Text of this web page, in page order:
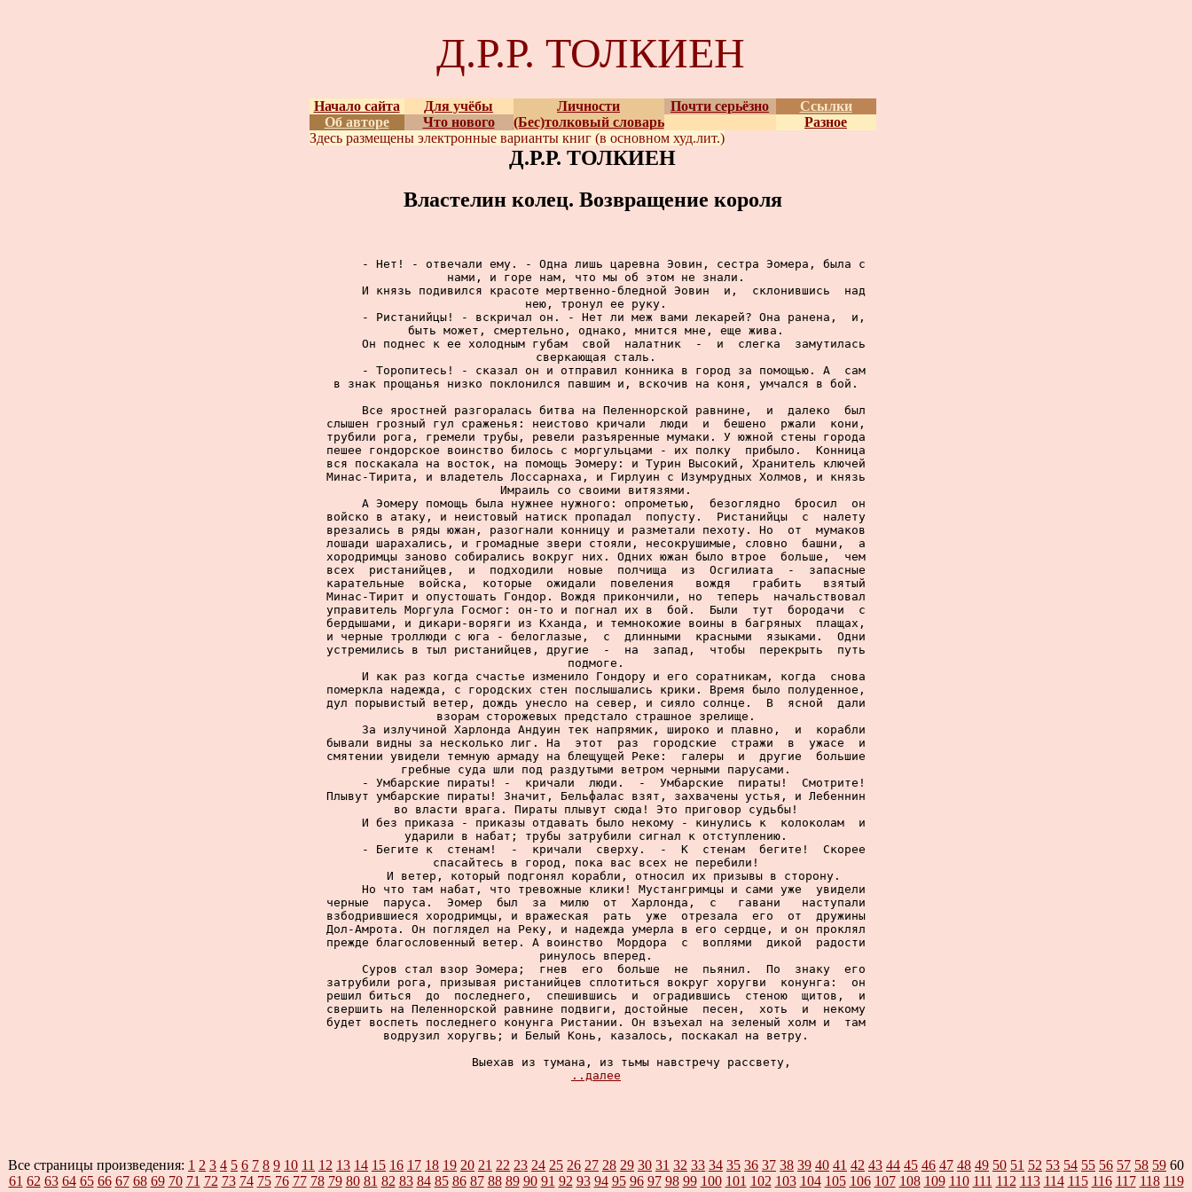
Д.Р.Р. ТОЛКИЕН
Начало сайта Для учёбы Личности Почти серьёзно
Ссылки
Об авторе
Что нового (Бес)толковый словарь
Разное
Здесь размещены электронные варианты книг (в основном худ.лит.)
Д.Р.Р. ТОЛКИЕН
Властелин колец. Возвращение короля
     - Нет! - отвечали ему. - Одна лишь царевна Эовин, сестра Эомера, была с
нами, и горе нам, что мы об этом не знали.
     И князь подивился красоте мертвенно-бледной Эовин  и,  склонившись  над
нею, тронул ее руку.
     - Ристанийцы! - вскричал он. - Нет ли меж вами лекарей? Она ранена,  и,
быть может, смертельно, однако, мнится мне, еще жива.
     Он поднес к ее холодным губам  свой  налатник  -  и  слегка  замутилась
сверкающая сталь.
     - Торопитесь! - сказал он и отправил конника в город за помощью. А  сам
в знак прощанья низко поклонился павшим и, вскочив на коня, умчался в бой.
     Все яростней разгоралась битва на Пеленнорской равнине,  и  далеко  был
слышен грозный гул сраженья: неистово кричали  люди  и  бешено  ржали  кони,
трубили рога, гремели трубы, ревели разъяренные мумаки. У южной стены города
пешее гондорское воинство билось с моргульцами - их полку  прибыло.  Конница
вся поскакала на восток, на помощь Эомеру: и Турин Высокий, Хранитель ключей
Минас-Тирита, и владетель Лоссарнаха, и Гирлуин с Изумрудных Холмов, и князь
Имраиль со своими витязями.
     А Эомеру помощь была нужнее нужного: опрометью,  безоглядно  бросил  он
войско в атаку, и неистовый натиск пропадал  попусту.  Ристанийцы  с  налету
врезались в ряды южан, разогнали конницу и разметали пехоту. Но  от  мумаков
лошади шарахались, и громадные звери стояли, несокрушимые, словно  башни,  а
хородримцы заново собирались вокруг них. Одних южан было втрое  больше,  чем
всех  ристанийцев,  и  подходили  новые  полчища  из  Осгилиата  -  запасные
карательные  войска,  которые  ожидали  повеления   вождя   грабить   взятый
Минас-Тирит и опустошать Гондор. Вождя прикончили, но  теперь  начальствовал
управитель Моргула Госмог: он-то и погнал их в  бой.  Были  тут  бородачи  с
бердышами, и дикари-воряги из Кханда, и темнокожие воины в багряных  плащах,
и черные троллюди с юга - белоглазые,  с  длинными  красными  языками.  Одни
устремились в тыл ристанийцев, другие  -  на  запад,  чтобы  перекрыть  путь
подмоге.
     И как раз когда счастье изменило Гондору и его соратникам, когда  снова
померкла надежда, с городских стен послышались крики. Время было полуденное,
дул порывистый ветер, дождь унесло на север, и сияло солнце.  В  ясной  дали
взорам сторожевых предстало страшное зрелище.
     За излучиной Харлонда Андуин тек напрямик, широко и плавно,  и  корабли
бывали видны за несколько лиг. На  этот  раз  городские  стражи  в  ужасе  и
смятении увидели темную армаду на блещущей Реке:  галеры  и  другие  большие
гребные суда шли под раздутыми ветром черными парусами.
     - Умбарские пираты! -  кричали  люди.  -  Умбарские  пираты!  Смотрите!
Плывут умбарские пираты! Значит, Бельфалас взят, захвачены устья, и Лебеннин
во власти врага. Пираты плывут сюда! Это приговор судьбы!
     И без приказа - приказы отдавать было некому - кинулись к  колоколам  и
ударили в набат; трубы затрубили сигнал к отступлению.
     - Бегите к  стенам!  -  кричали  сверху.  -  К  стенам  бегите!  Скорее
спасайтесь в город, пока вас всех не перебили!
     И ветер, который подгонял корабли, относил их призывы в сторону.
     Но что там набат, что тревожные клики! Мустангримцы и сами уже  увидели
черные  паруса.  Эомер  был  за  милю  от  Харлонда,  с   гавани   наступали
взбодрившиеся хородримцы, и вражеская  рать  уже  отрезала  его  от  дружины
Дол-Амрота. Он поглядел на Реку, и надежда умерла в его сердце, и он проклял
прежде благословенный ветер. А воинство  Мордора  с  воплями  дикой  радости
ринулось вперед.
     Суров стал взор Эомера;  гнев  его  больше  не  пьянил.  По  знаку  его
затрубили рога, призывая ристанийцев сплотиться вокруг хоругви  конунга:  он
решил биться  до  последнего,  спешившись  и  оградившись  стеною  щитов,  и
свершить на Пеленнорской равнине подвиги, достойные  песен,  хоть  и  некому
будет воспеть последнего конунга Ристании. Он взъехал на зеленый холм и  там
водрузил хоругвь; и Белый Конь, казалось, поскакал на ветру.
          Выехав из тумана, из тьмы навстречу рассвету,
..далее
Все страницы произведения: 1 2 3 4 5 6 7 8 9 10 11 12 13 14 15 16 17 18 19 20 21 22 23 24 25 26 27 28 29 30 31 32 33 34 35 36 37 38 39 40 41 42 43 44 45 46 47 48 49 50 51 52 53 54 55 56 57 58 59 60
61 62 63 64 65 66 67 68 69 70 71 72 73 74 75 76 77 78 79 80 81 82 83 84 85 86 87 88 89 90 91 92 93 94 95 96 97 98 99 100 101 102 103 104 105 106 107 108 109 110 111 112 113 114 115 116 117 118 119